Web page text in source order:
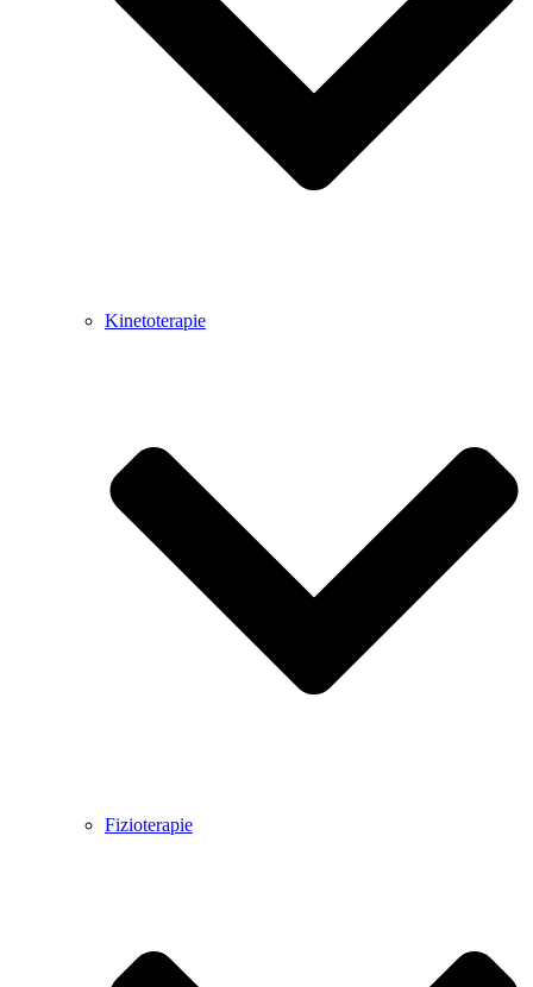
Kinetoterapie
Fizioterapie